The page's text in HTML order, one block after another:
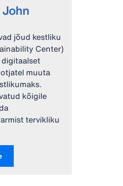
jõud kestliku
Center)
muuta
kõigile
tervikliku